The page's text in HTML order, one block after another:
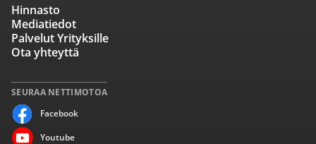
SEURAA NETTIMOTOA
Facebook
Youtube
Hinnasto
Mediatiedot
Palvelut Yrityksille
Ota yhteyttä